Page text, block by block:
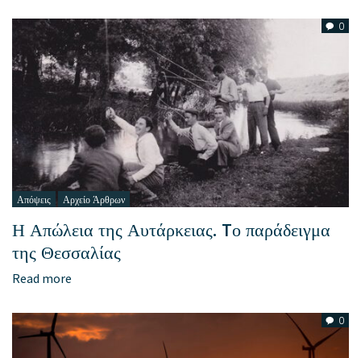
0
Απόψεις Αρχείο Άρθρων
Η Απώλεια της Αυτάρκειας. Tο παράδειγμα
της Θεσσαλίας
Read more
0